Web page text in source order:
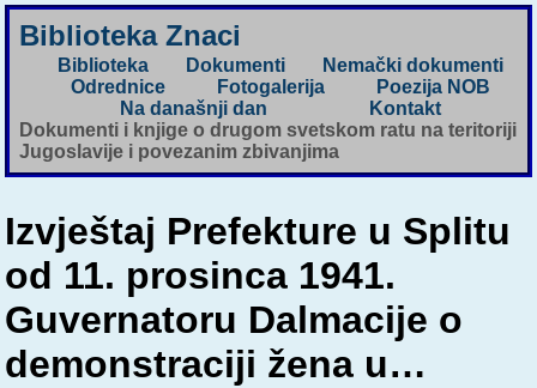
Biblioteka Znaci
Biblioteka Dokumenti
Nemački dokumenti
Odrednice
Fotogalerija
Poezija NOB
Na današnji dan
Kontakt
Dokumenti i knjige o drugom svetskom ratu na teritoriji
Jugoslavije i povezanim zbivanjima
Izvještaj Prefekture u Splitu
od 11. prosinca 1941.
Guvernatoru Dalmacije o
demonstraciji žena u…